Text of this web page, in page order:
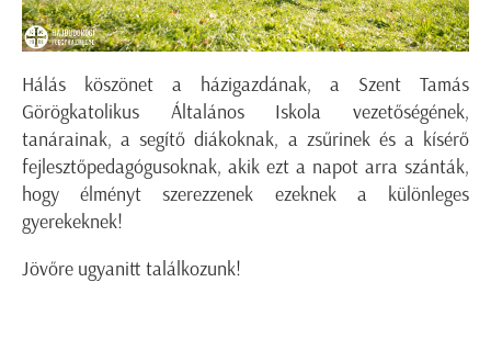
Hálás köszönet a házigazdának, a Szent Tamás
Görögkatolikus Általános Iskola vezetőségének,
tanárainak, a segítő diákoknak, a zsűrinek és a kísérő
fejlesztőpedagógusoknak, akik ezt a napot arra szánták,
hogy élményt szerezzenek ezeknek a különleges
gyerekeknek!
Jövőre ugyanitt találkozunk!